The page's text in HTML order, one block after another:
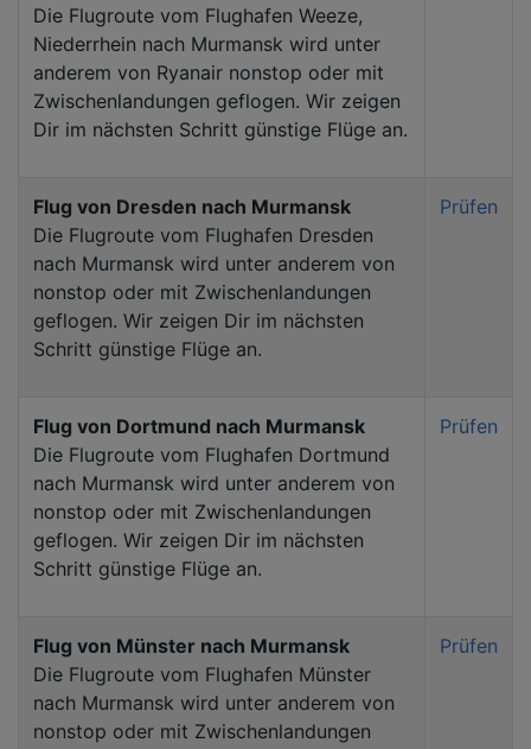
Die Flugroute vom Flughafen Weeze,
Niederrhein nach Murmansk wird unter
anderem von Ryanair nonstop oder mit
Zwischenlandungen geflogen. Wir zeigen
Dir im nächsten Schritt günstige Flüge an.
Flug von Dresden nach Murmansk
Die Flugroute vom Flughafen Dresden
nach Murmansk wird unter anderem von
nonstop oder mit Zwischenlandungen
geflogen. Wir zeigen Dir im nächsten
Schritt günstige Flüge an.
Prüfen
Flug von Dortmund nach Murmansk
Die Flugroute vom Flughafen Dortmund
nach Murmansk wird unter anderem von
nonstop oder mit Zwischenlandungen
geflogen. Wir zeigen Dir im nächsten
Schritt günstige Flüge an.
Prüfen
Flug von Münster nach Murmansk
Die Flugroute vom Flughafen Münster
nach Murmansk wird unter anderem von
nonstop oder mit Zwischenlandungen
Prüfen